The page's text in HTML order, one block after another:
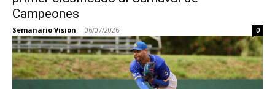
Campeones
Semanario Visión - 06/07/2026 0